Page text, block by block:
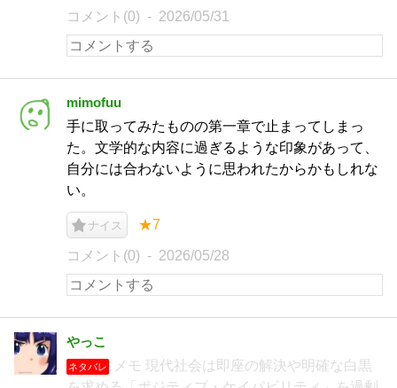
コメント(0) 2026/05/31
mimofuu
手に取ってみたものの第一章で止まってしまっ
た。文学的な内容に過ぎるような印象があって、
自分には合わないように思われたからかもしれな
い。
ナイス ★7
コメント(0) 2026/05/28
やっこ
ネタバレ
メモ 現代社会は即座の解決や明確な白黒